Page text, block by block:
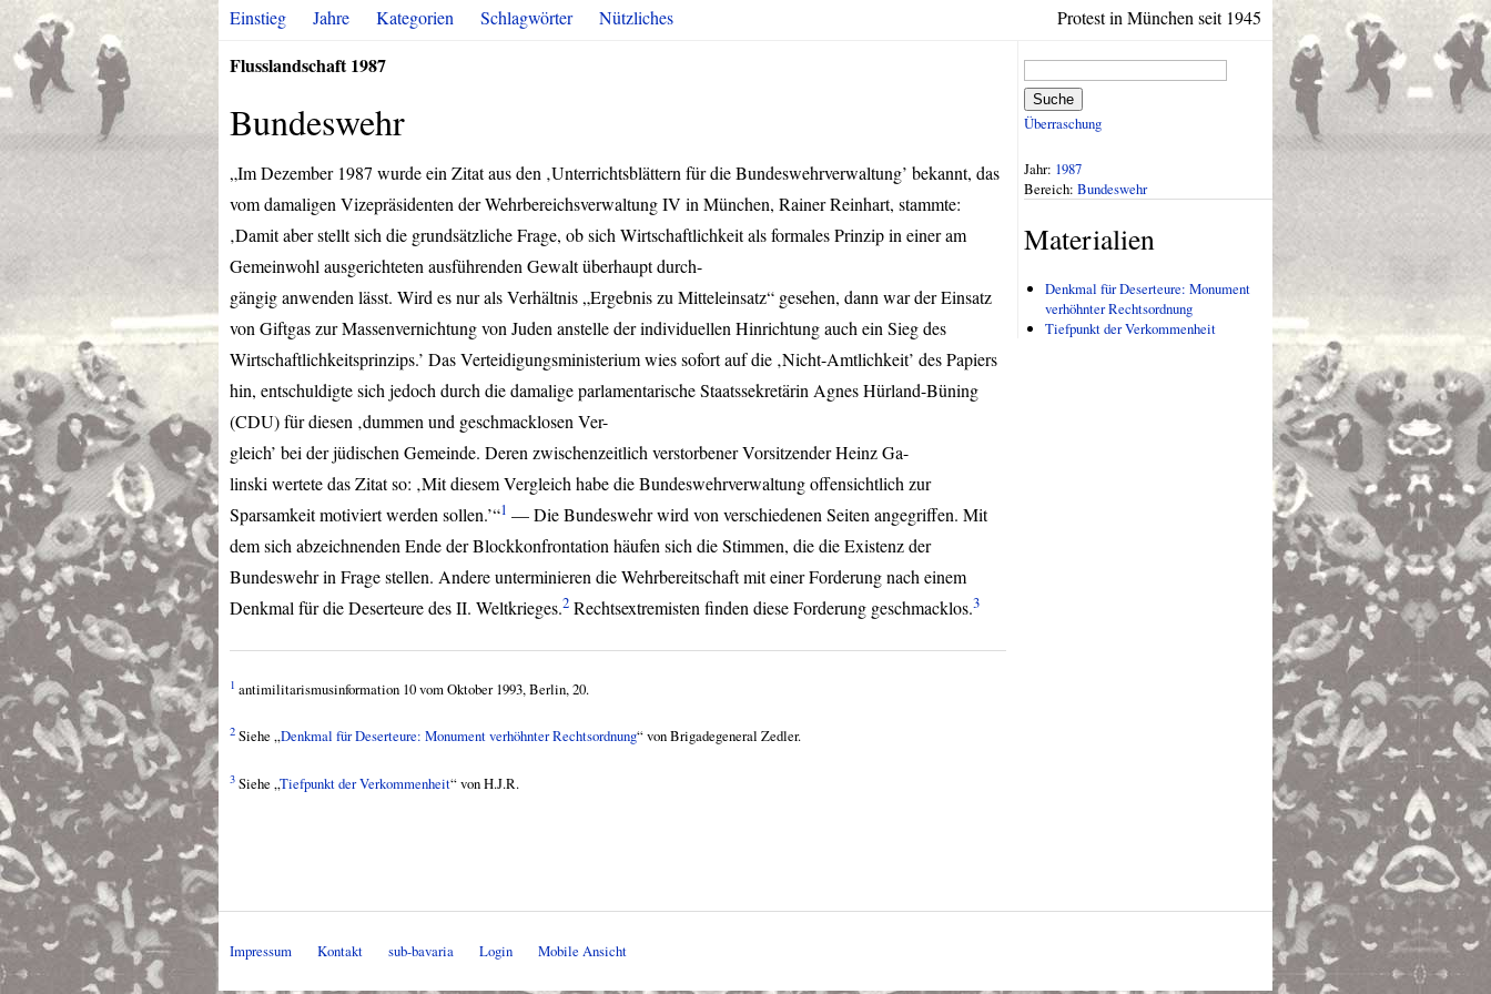
Protest in München seit 1945
Einstieg Jahre Kategorien Schlagwörter Nützliches
Flusslandschaft 1987
Bundeswehr
„Im Dezember 1987 wurde ein Zitat aus den ‚Unterrichtsblättern für die Bundeswehrverwaltung’ bekannt, das
vom damaligen Vizepräsidenten der Wehrbereichsverwaltung IV in München, Rainer Reinhart, stammte:
‚Damit aber stellt sich die grundsätzliche Frage, ob sich Wirtschaftlichkeit als formales Prinzip in einer am
Gemeinwohl ausgerichteten ausführenden Gewalt überhaupt durch-
gängig anwenden lässt. Wird es nur als Verhältnis „Ergebnis zu Mitteleinsatz“ gesehen, dann war der Einsatz
von Giftgas zur Massenvernichtung von Juden anstelle der individuellen Hinrichtung auch ein Sieg des
Wirtschaftlichkeitsprinzips.’ Das Verteidigungsministerium wies sofort auf die ‚Nicht-Amtlichkeit’ des Papiers
hin, entschuldigte sich jedoch durch die damalige parlamentarische Staatssekretärin Agnes Hürland-Büning
(CDU) für diesen ‚dummen und geschmacklosen Ver-
gleich’ bei der jüdischen Gemeinde. Deren zwischenzeitlich verstorbener Vorsitzender Heinz Ga-
linski wertete das Zitat so: ‚Mit diesem Vergleich habe die Bundeswehrverwaltung offensichtlich zur
Sparsamkeit motiviert werden sollen.’“1 — Die Bundeswehr wird von verschiedenen Seiten angegriffen. Mit
dem sich abzeichnenden Ende der Blockkonfrontation häufen sich die Stimmen, die die Existenz der
Bundeswehr in Frage stellen. Andere unterminieren die Wehrbereitschaft mit einer Forderung nach einem
Denkmal für die Deserteure des II. Weltkrieges.2 Rechtsextremisten finden diese Forderung geschmacklos.3
1 antimilitarismusinformation 10 vom Oktober 1993, Berlin, 20.
2 Siehe „Denkmal für Deserteure: Monument verhöhnter Rechtsordnung“ von Brigadegeneral Zedler.
3 Siehe „Tiefpunkt der Verkommenheit“ von H.J.R.
Suche
Überraschung
Jahr: 1987
Bereich: Bundeswehr
Materialien
Denkmal für Deserteure: Monument
verhöhnter Rechtsordnung
Tiefpunkt der Verkommenheit
Impressum Kontakt sub-bavaria Login Mobile Ansicht